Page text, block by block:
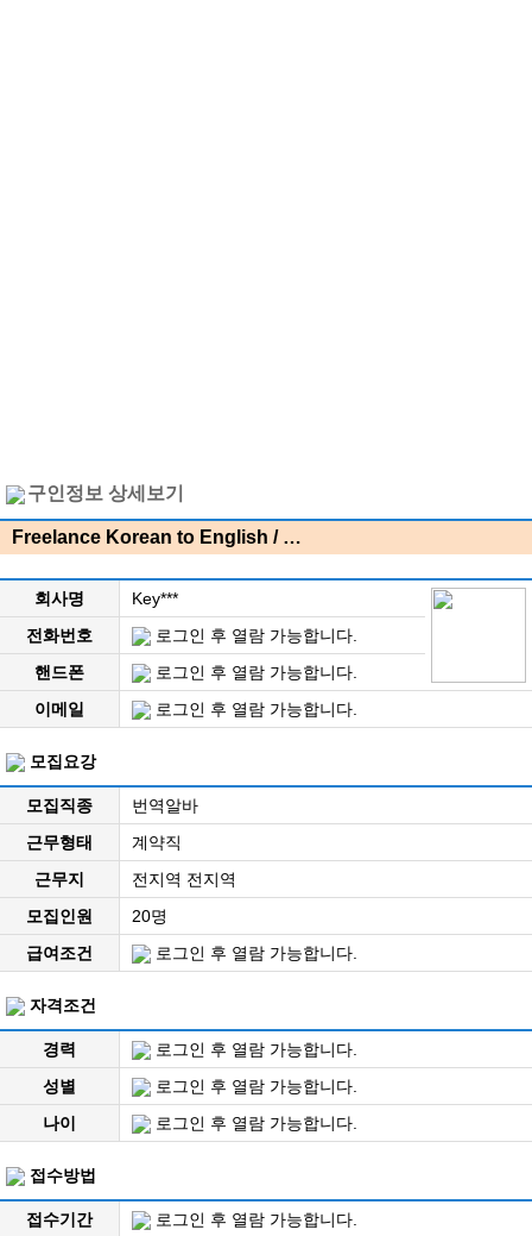
구인정보 상세보기
Freelance Korean to English / …
회사명
Key***
전화번호
로그인 후 열람 가능합니다.
핸드폰
로그인 후 열람 가능합니다.
이메일
로그인 후 열람 가능합니다.
모집요강
모집직종
번역알바
근무형태
계약직
근무지
전지역 전지역
모집인원
20명
급여조건
로그인 후 열람 가능합니다.
자격조건
경력
로그인 후 열람 가능합니다.
성별
로그인 후 열람 가능합니다.
나이
로그인 후 열람 가능합니다.
접수방법
접수기간 로그인 후 열람 가능합니다.